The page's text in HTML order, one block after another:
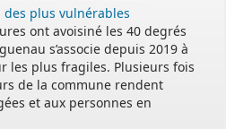
plus vulnérables
ont avoisiné les 40 degrés
s’associe depuis 2019 à
les plus fragiles. Plusieurs fois
de la commune rendent
et aux personnes en